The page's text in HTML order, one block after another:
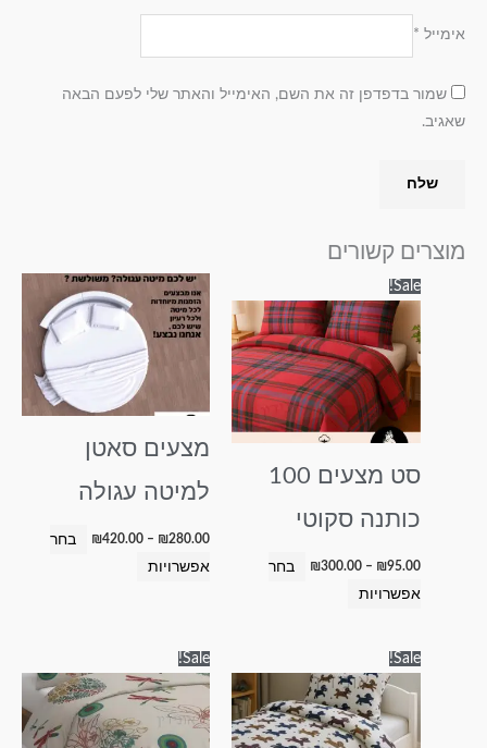
אימייל *
שמור בדפדפן זה את השם, האימייל והאתר שלי לפעם הבאה
שאגיב.
מוצרים קשורים
Sale!
סט מצעים 100
כותנה סקוטי
₪95.00
–
₪300.00
מחירים:
⁦₪95.00⁩
עד
⁦₪300.00⁩
בחר
אפשרויות
זה
יש
מספר
סוגים.
ניתן
את
בעמוד
המוצר
מצעים סאטן
למיטה עגולה
₪280.00
–
₪420.00
טווח
מחירים:
עד
בחר
אפשרויות
למוצר
זה
מספר
סוגים.
לבחור
האפשרויות
בעמוד
Sale!
מחירים:
עד
⁦₪130.00⁩
זה
יש
מספר
Sale!
מחירים:
⁦₪95.00⁩
עד
זה
מספר